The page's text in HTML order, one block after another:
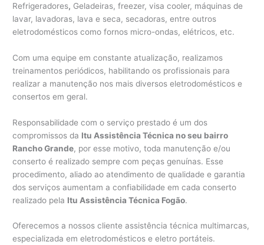
Refrigeradores, Geladeiras, freezer, visa cooler, máquinas de
lavar, lavadoras, lava e seca, secadoras, entre outros
eletrodomésticos como fornos micro-ondas, elétricos, etc.
Com uma equipe em constante atualização, realizamos
treinamentos periódicos, habilitando os profissionais para
realizar a manutenção nos mais diversos eletrodomésticos e
consertos em geral.
Responsabilidade com o serviço prestado é um dos
compromissos da Itu Assistência Técnica no seu bairro
Rancho Grande, por esse motivo, toda manutenção e/ou
conserto é realizado sempre com peças genuínas. Esse
procedimento, aliado ao atendimento de qualidade e garantia
dos serviços aumentam a confiabilidade em cada conserto
realizado pela Itu Assistência Técnica Fogão.
Oferecemos a nossos cliente assistência técnica multimarcas,
especializada em eletrodomésticos e eletro portáteis.